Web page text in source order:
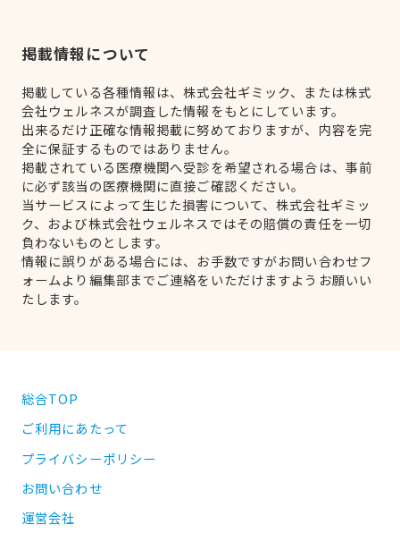
掲載情報について
掲載している各種情報は、株式会社ギミック、または株式
会社ウェルネスが調査した情報をもとにしています。
出来るだけ正確な情報掲載に努めておりますが、内容を完
全に保証するものではありません。
掲載されている医療機関へ受診を希望される場合は、事前
に必ず該当の医療機関に直接ご確認ください。
当サービスによって生じた損害について、株式会社ギミッ
ク、および株式会社ウェルネスではその賠償の責任を一切
負わないものとします。
情報に誤りがある場合には、お手数ですがお問い合わせフ
ォームより編集部までご連絡をいただけますようお願いい
たします。
総合TOP
ご利用にあたって
プライバシーポリシー
お問い合わせ
運営会社